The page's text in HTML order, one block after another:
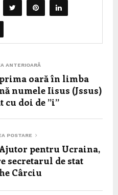
ANTERIOARĂ
oară în limba
numele Iisus (Jssus)
doi de ”i”
POSTARE
pentru Ucraina,
secretarul de stat
Cârciu